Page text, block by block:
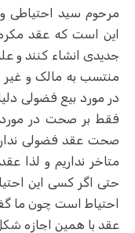
مرحوم سید احتیاطی
این است که عقد
جدیدی انشاء کنند و
منتسب به مالک و
در مورد بیع فضولی
فقط بر صحت در مورد
صحت عقد فضولی
متاخر نداریم و لذا
حتی اگر کسی این
احتیاط است چون ما
عقد با همین اجازه